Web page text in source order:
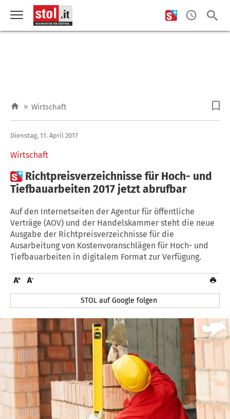
» Wirtschaft
Wirtschaft
Dienstag, 11. April 2017
 Richtpreisverzeichnisse für Hoch- und
Tiefbauarbeiten 2017 jetzt abrufbar
Auf den Internetseiten der Agentur für öffentliche
Verträge (AOV) und der Handelskammer steht die neue
Ausgabe der Richtpreisverzeichnisse für die
Ausarbeitung von Kostenvoranschlägen für Hoch- und
Tiefbauarbeiten in digitalem Format zur Verfügung.
STOL auf Google folgen